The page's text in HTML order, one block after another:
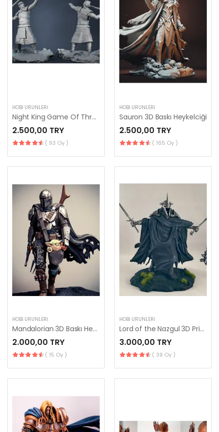
HOBI ÜRÜNLERI
Night King Game Of Thrones
2.500,00 TRY
( 93 Oy )
HOBI ÜRÜNLERI
Sauron 3D Baskı Heykelciği
2.500,00 TRY
( 165 Oy )
HOBI ÜRÜNLERI
Mandalorian 3D Baskı Heykelciği
2.000,00 TRY
( 15 Oy )
HOBI ÜRÜNLERI
Lord of the Nazgul 3D Printing
3.000,00 TRY
( 39 Oy )